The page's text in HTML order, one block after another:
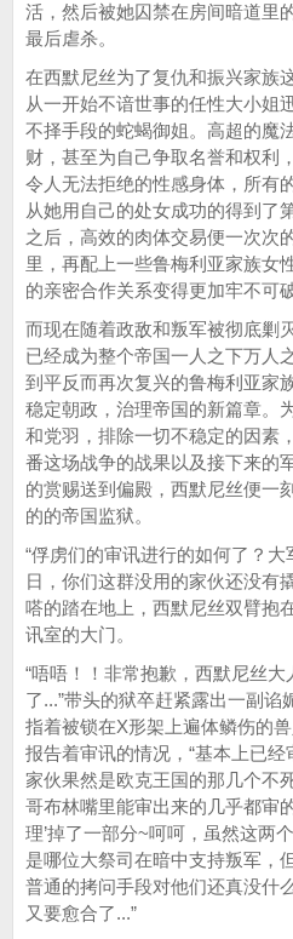
活，然后被她囚禁在房间暗道里
最后虐杀。
在西默尼丝为了复仇和振兴家族
从一开始不谙世事的任性大小姐
不择手段的蛇蝎御姐。高超的魔
财，甚至为自己争取名誉和权利
令人无法拒绝的性感身体，所有
从她用自己的处女成功的得到了
之后，高效的肉体交易便一次次
里，再配上一些鲁梅利亚家族女
的亲密合作关系变得更加牢不可破
而现在随着政敌和叛军被彻底剿
已经成为整个帝国一人之下万人
到平反而再次复兴的鲁梅利亚家
稳定朝政，治理帝国的新篇章。
和党羽，排除一切不稳定的因素
番这场战争的战果以及接下来的
的赏赐送到偏殿，西默尼丝便一
的的帝国监狱。
“俘虏们的审讯进行的如何了？
日，你们这群没用的家伙还没有
嗒的踏在地上，西默尼丝双臂抱
讯室的大门。
“唔唔！！非常抱歉，西默尼丝
了...”带头的狱卒赶紧露出一副谄
指着被锁在X形架上遍体鳞伤的
报告着审讯的情况，“基本上已
家伙果然是欧克王国的那几个不
哥布林嘴里能审出来的几乎都审
理’掉了一部分~呵呵，虽然这两
是哪位大祭司在暗中支持叛军，
普通的拷问手段对他们还真没什
又要愈合了...”